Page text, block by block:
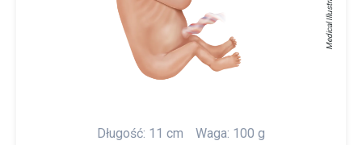
Długość: 11 cm Waga: 100 g